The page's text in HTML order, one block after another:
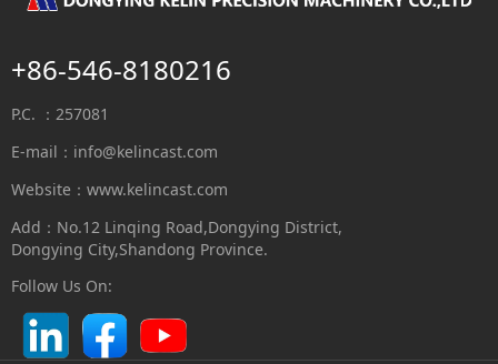
+86-546-8180216
P.C. ：257081
E-mail： info@kelincast.com
Website：www.kelincast.com
Add：No.12 Linqing Road,Dongying District,
Dongying City,Shandong Province.
Follow Us On: